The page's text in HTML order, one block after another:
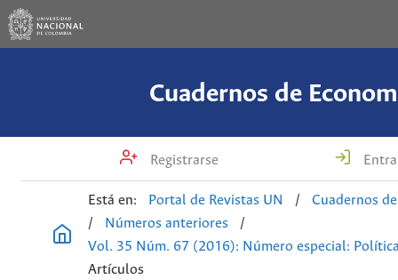
Cuadernos de
Registrarse
Está en: Portal de Revistas UN /
Cuadernos
/
Números anteriores
/
Vol. 35 Núm. 67 (2016): Número especial:
Artículos